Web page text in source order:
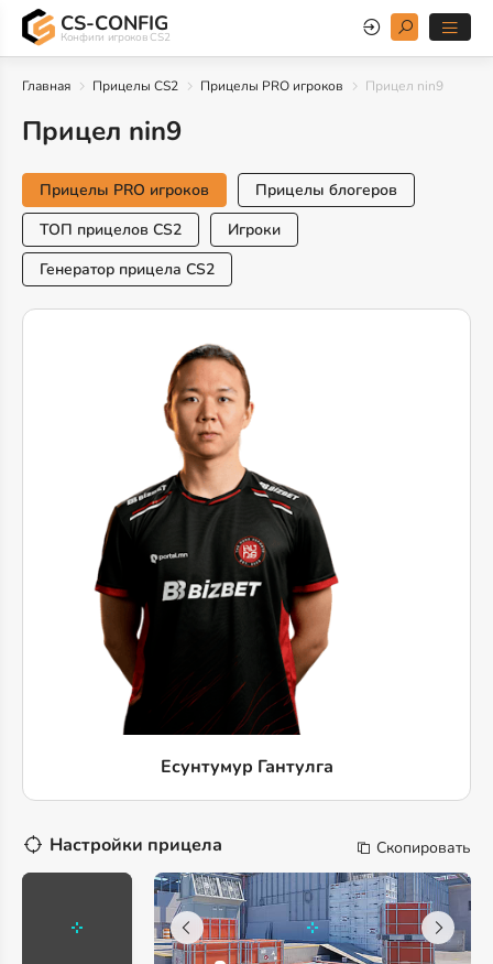
CS-CONFIG
Конфиги игроков CS2
Главная Прицелы CS2 Прицелы PRO игроков Прицел nin9
Прицел nin9
Прицелы PRO игроков
Прицелы блогеров
ТОП прицелов CS2
Игроки
Генератор прицела CS2
Есунтумур Гантулга
Настройки прицела Скопировать